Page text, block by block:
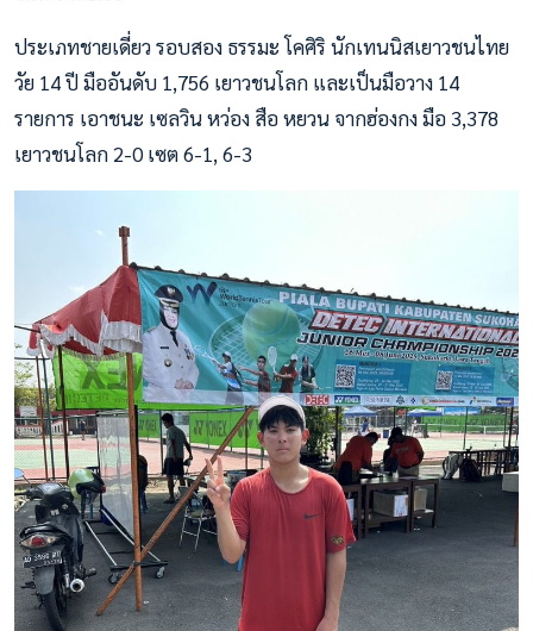
ประเภทชายเดี่ยว รอบสอง ธรรมะ โคศิริ นักเทนนิสเยาวชนไทย
วัย 14 ปี มืออันดับ 1,756 เยาวชนโลก และเป็นมือวาง 14
รายการ เอาชนะ เซลวิน หว่อง สือ หยวน จากฮ่องกง มือ 3,378
เยาวชนโลก 2-0 เซต 6-1, 6-3